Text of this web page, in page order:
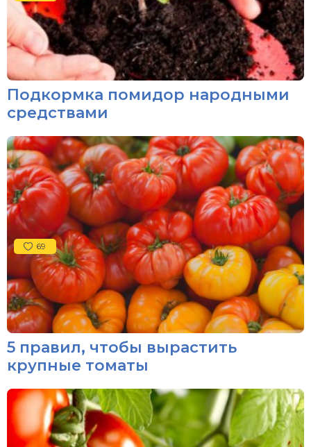
Подкормка помидор народными
средствами
69
5 правил, чтобы вырастить
крупные томаты